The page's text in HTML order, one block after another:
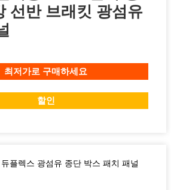
선반 브래킷 광섬유
최저가로 구매하세요
할인